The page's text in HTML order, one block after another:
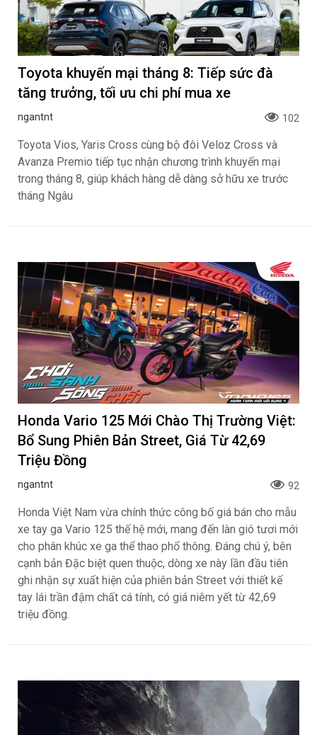
Toyota khuyến mại tháng 8: Tiếp sức đà
tăng trưởng, tối ưu chi phí mua xe
ngantnt 102
Toyota Vios, Yaris Cross cùng bộ đôi Veloz Cross và
Avanza Premio tiếp tục nhận chương trình khuyến mại
trong tháng 8, giúp khách hàng dễ dàng sở hữu xe trước
tháng Ngâu
Honda Vario 125 Mới Chào Thị Trường Việt:
Bổ Sung Phiên Bản Street, Giá Từ 42,69
Triệu Đồng
ngantnt 92
Honda Việt Nam vừa chính thức công bố giá bán cho mẫu
xe tay ga Vario 125 thế hệ mới, mang đến làn gió tươi mới
cho phân khúc xe ga thể thao phổ thông. Đáng chú ý, bên
cạnh bản Đặc biệt quen thuộc, dòng xe này lần đầu tiên
ghi nhận sự xuất hiện của phiên bản Street với thiết kế
tay lái trần đậm chất cá tính, có giá niêm yết từ 42,69
triệu đồng.